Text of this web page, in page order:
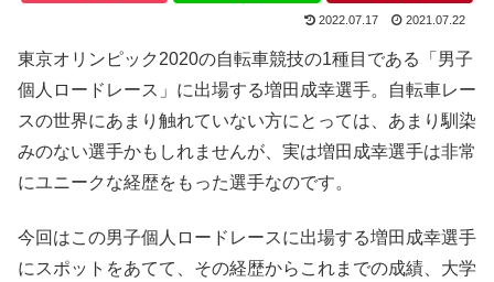
2022.07.17 2021.07.22
東京オリンピック2020の自転車競技の1種目である「男子
個人ロードレース」に出場する増田成幸選手。自転車レー
スの世界にあまり触れていない方にとっては、あまり馴染
みのない選手かもしれませんが、実は増田成幸選手は非常
にユニークな経歴をもった選手なのです。
今回はこの男子個人ロードレースに出場する増田成幸選手
にスポットをあてて、その経歴からこれまでの成績、大学